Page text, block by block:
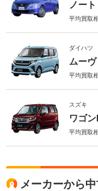
ノート
平均買取
ダイハツ
ムーヴ
平均買取
スズキ
ワゴン
平均買取
メーカーから